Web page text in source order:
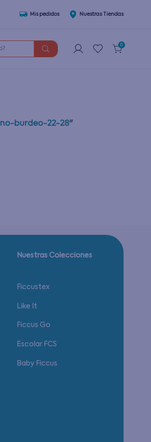
Mis pedidos Nuestras Tiendas
0
burdeo-22-28"
Nuestras Colecciones
Ficcustex
Like It
Ficcus Go
Escolar FCS
Baby Ficcus